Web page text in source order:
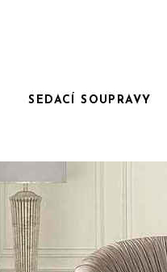
SEDACÍ SOUPRAVY